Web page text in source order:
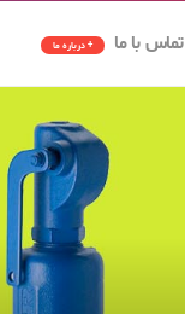
تماس با ما + درباره ما